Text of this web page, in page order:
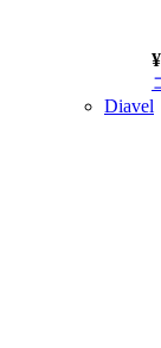
Diavel